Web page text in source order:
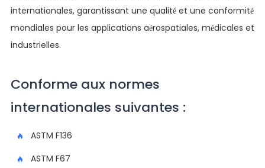
internationales, garantissant une qualité et une conformité
mondiales pour les applications aérospatiales, médicales et
industrielles.
Conforme aux normes
internationales suivantes :
ASTM F136
ASTM F67